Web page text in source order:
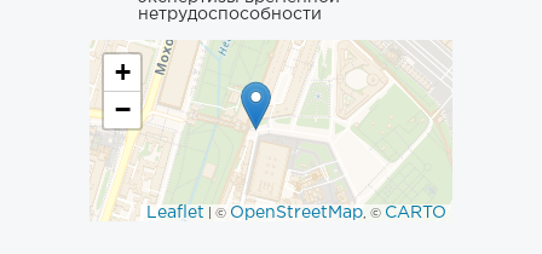
нетрудоспособности
+
−
Leaflet | © OpenStreetMap , © CARTO